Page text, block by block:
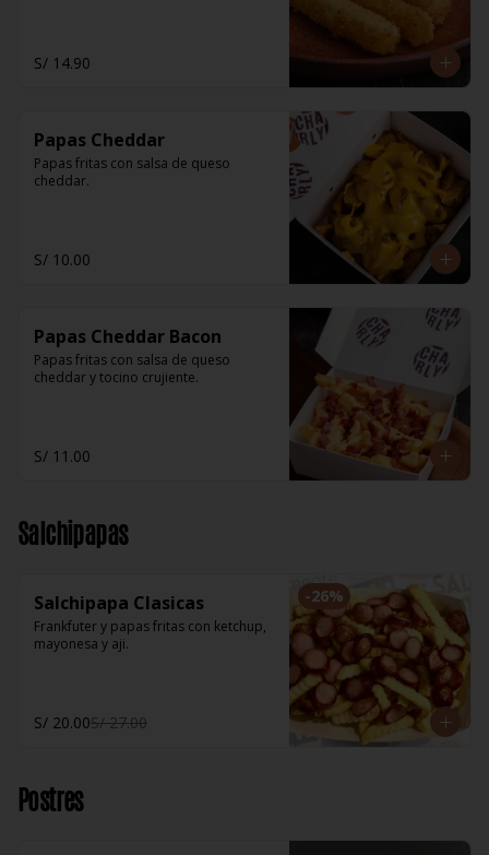
S/ 14.90
Papas Cheddar
Papas fritas con salsa de queso
cheddar.
S/ 10.00
Papas Cheddar Bacon
Papas fritas con salsa de queso
cheddar y tocino crujiente.
S/ 11.00
Salchipapas
-26%
Salchipapa Clasicas
Frankfuter y papas fritas con ketchup,
mayonesa y aji.
S/ 20.00S/ 27.00
Postres